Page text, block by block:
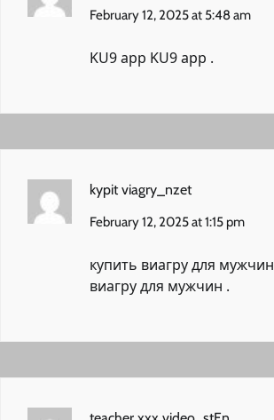
February 12, 2025 at 5:48 am
KU9 app KU9 app .
kypit viagry_nzet
February 12, 2025 at 1:15 pm
купить виагру для мужчин
виагру для мужчин .